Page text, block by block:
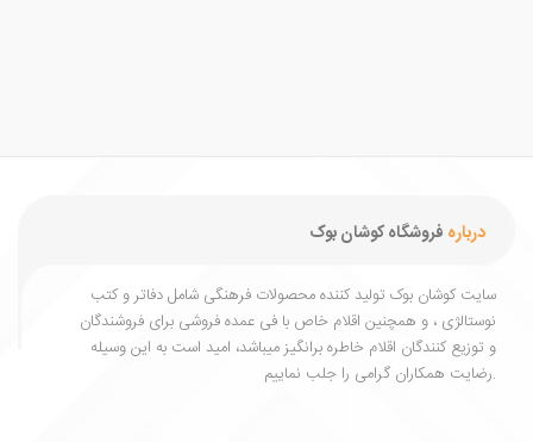
فروشگاه کوشان بوک
کوشان بوک تولید کننده محصولات فرهنگی شامل دفاتر و کتب
، و همچنین اقلام خاص با فی عمده فروشی برای فروشندگان
کنندگان اقلام خاطره برانگیز میباشد، امید است به این وسیله